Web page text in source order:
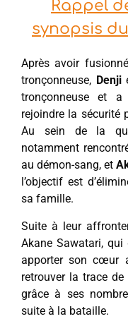
Rappel
synopsis
Après avoir
tronçonneuse, Denji
tronçonneuse et
rejoindre la sécurité
Au sein de la
notamment
au démon-sang, et
l’objectif est
sa famille.
Suite à leur
Akane Sawatari,
apporter son cœur
retrouver la trace
grâce à ses
suite à la bataille.